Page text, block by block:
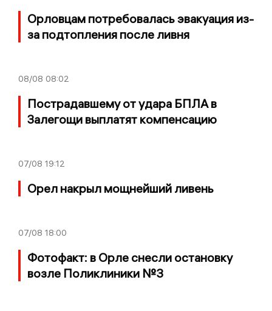
Орловцам потребовалась эвакуация из-
за подтопления после ливня
08/08 08:02
Пострадавшему от удара БПЛА в
Залегощи выплатят компенсацию
07/08 19:12
Орел накрыл мощнейший ливень
07/08 18:00
Фотофакт: в Орле снесли остановку
возле Поликлиники №3